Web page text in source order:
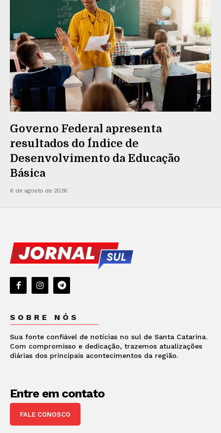
Governo Federal apresenta
resultados do Índice de
Desenvolvimento da Educação
Básica
6 de agosto de 2026
SOBRE NÓS
Sua fonte confiável de notícias no sul de Santa Catarina.
Com compromisso e dedicação, trazemos atualizações
diárias dos principais acontecimentos da região.
Entre em contato
FALE CONOSCO